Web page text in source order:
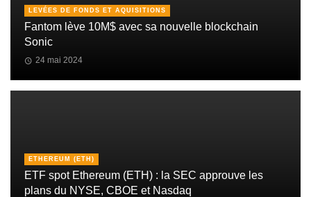
LEVÉES DE FONDS ET AQUISITIONS
Fantom lève 10M$ avec sa nouvelle blockchain
Sonic
24 mai 2024
ETHEREUM (ETH)
ETF spot Ethereum (ETH) : la SEC approuve les
plans du NYSE, CBOE et Nasdaq